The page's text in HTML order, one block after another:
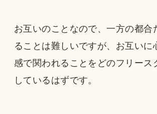
お互いのことなので、一方の都合
ることは難しいですが、お互いに
感で関われることをどのフリース
しているはずです。